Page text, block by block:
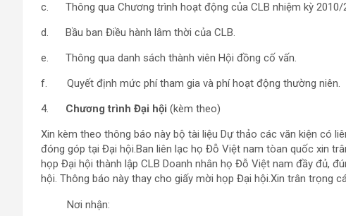
c. Thông qua Chương trình hoạt động của CLB nhiệm kỳ 2010/
d. Bầu ban Điều hành lâm thời của CLB.
e. Thông qua danh sách thành viên Hội đồng cố vấn.
f. Quyết định mức phí tham gia và phí hoạt động thường niên.
4. Chương trình Đại hội (kèm theo)
Xin kèm theo thông báo này bộ tài liệu Dự thảo các văn kiện có
đóng góp tại Đại hội.Ban liên lạc họ Đỗ Việt nam tòan quốc xin
họp Đại hội thành lập CLB Doanh nhân họ Đỗ Việt nam đầy đủ,
hội. Thông báo này thay cho giấy mời họp Đại hội.Xin trân trọng
Nơi nhận: